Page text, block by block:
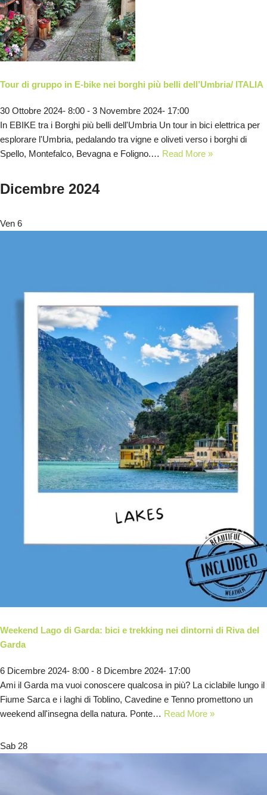
Tour di gruppo in E-bike nei borghi più belli dell’Umbria/ ITALIA
30 Ottobre 2024- 8:00 - 3 Novembre 2024- 17:00
In EBIKE tra i Borghi più belli dell'Umbria Un tour in bici elettrica per
esplorare l'Umbria, pedalando tra vigne e oliveti verso i borghi di
Spello, Montefalco, Bevagna e Foligno.… Read More »
Dicembre 2024
Ven 6
Weekend Lago di Garda: bici e trekking nei dintorni di Riva del
Garda
6 Dicembre 2024- 8:00 - 8 Dicembre 2024- 17:00
Ami il Garda ma vuoi conoscere qualcosa in più? La ciclabile lungo il
Fiume Sarca e i laghi di Toblino, Cavedine e Tenno promettono un
weekend all'insegna della natura. Ponte… Read More »
Sab 28